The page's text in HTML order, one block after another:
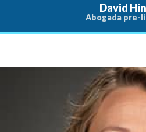
David
Abogada pre-